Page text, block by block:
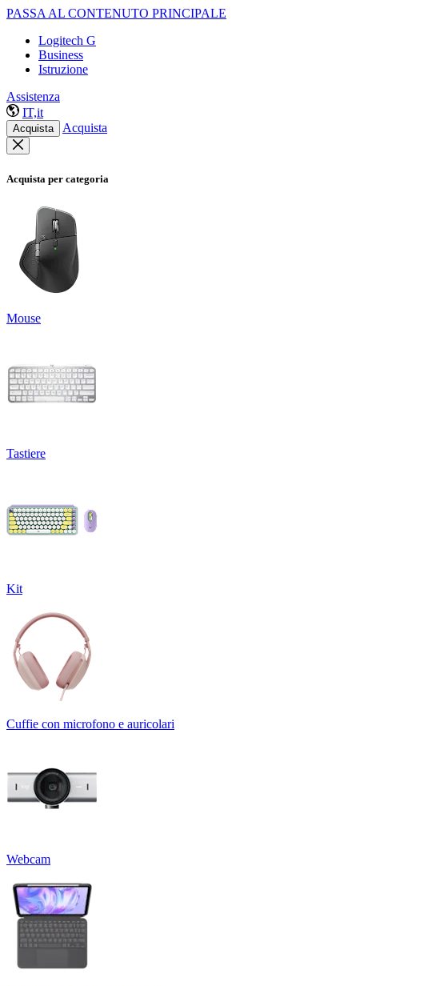
PASSA AL CONTENUTO PRINCIPALE
Logitech G
Business
Istruzione
Assistenza
IT,it
Acquista Acquista
Acquista per categoria
Mouse
Tastiere
Kit
Cuffie con microfono e auricolari
Webcam